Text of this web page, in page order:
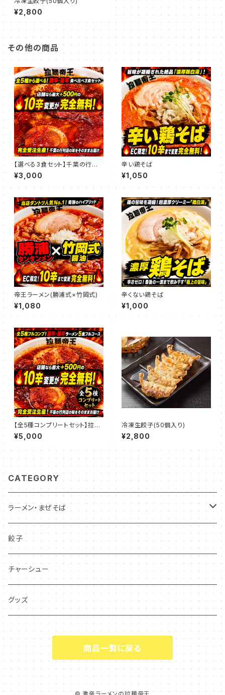
¥2,800
その他の商品
【選べる3食セット】千葉の行列
店「拉麺帝王」激辛・旨辛ラーメ
ン食べ比べ（★EC限定：10辛ま
¥3,000
辛い鶏そば
¥1,050
帝王ラーメン(勝浦式×竹岡式)
¥1,080
辛くない鶏そば
¥1,000
【全5種コンプリートセット】拉麺
帝王の激辛・旨辛ラーメン5食フ
ルコース（★EC限定：10辛まで
¥5,000
冷凍生餃子(50個入り)
¥2,800
CATEGORY
ラーメン・まぜそば
辛いラーメン
辛くないラーメン
勝浦式タンタンメン
竹岡式ラーメン
餃子
チャーシュー
グッズ
商品一覧に戻る